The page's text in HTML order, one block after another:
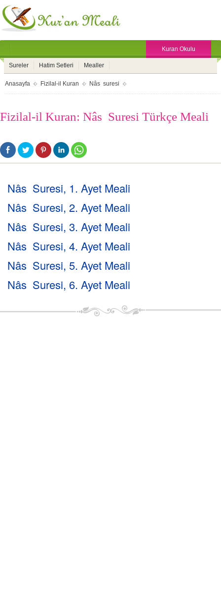
Kuran Okulu
Sureler Hatim Setleri Mealler
Anasayfa Fizilal-il Kuran Nâs suresi
Fizilal-il Kuran: Nâs Suresi Türkçe Meali
Nâs Suresi, 1. Ayet Meali
Nâs Suresi, 2. Ayet Meali
Nâs Suresi, 3. Ayet Meali
Nâs Suresi, 4. Ayet Meali
Nâs Suresi, 5. Ayet Meali
Nâs Suresi, 6. Ayet Meali